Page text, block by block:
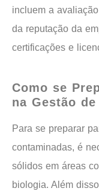
incluem a
da reputação da
certificações e
Como se
na Gestão
Para se preparar
contaminadas, é
sólidos em áreas
biologia. Além